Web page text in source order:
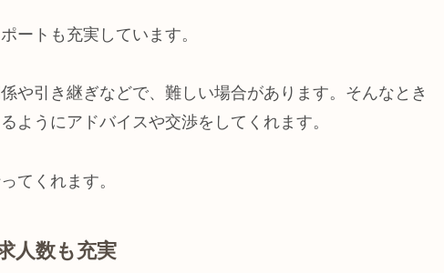
ートも充実しています。
や引き継ぎなどで、難しい場合があります。そんなとき
ようにアドバイスや交渉をしてくれます。
てくれます。
人数も充実